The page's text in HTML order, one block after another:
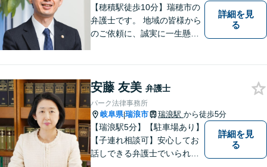
【穂積駅徒歩10分】瑞穂市の
弁護士です。 地域の皆様から
のご依頼に、誠実に一生懸命
はじめとする民事事件に対応
してきました。お気軽にお電
話ください【駐車場完備】
詳細を見
る
安藤 友美 弁護士
パーク法律事務所
岐阜県|瑞浪市 瑞浪駅 から徒歩5分
【瑞浪駅5分】【駐車場あり】
【子連れ相談可】安心してお
話しできる弁護士でいられる
詳細を見
る